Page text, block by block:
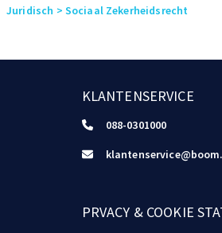
Juridisch > Sociaal Zekerheidsrecht
KLANTENSERVICE
088-0301000
PRVACY & COOKIE